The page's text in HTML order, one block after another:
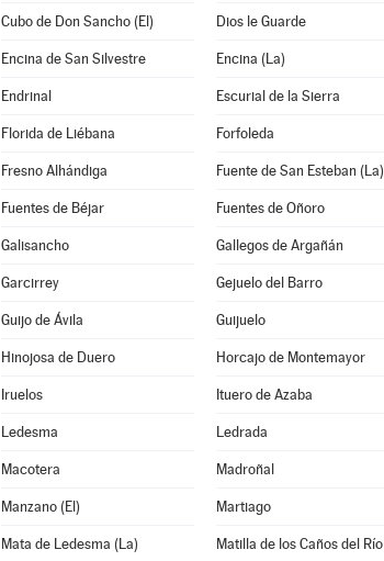
Cubo de Don Sancho (El) Dios le Guarde
Encina de San Silvestre Encina (La)
Endrinal Escurial de la Sierra
Florida de Liébana Forfoleda
Fresno Alhándiga Fuente de San Esteban (La)
Fuentes de Béjar Fuentes de Oñoro
Galisancho Gallegos de Argañán
Garcirrey Gejuelo del Barro
Guijo de Ávila Guijuelo
Hinojosa de Duero Horcajo de Montemayor
Iruelos Ituero de Azaba
Ledesma Ledrada
Macotera Madroñal
Manzano (El) Martiago
Mata de Ledesma (La) Matilla de los Caños del Río